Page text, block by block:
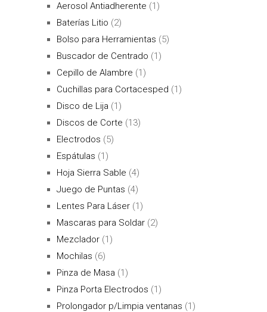
Aerosol Antiadherente (1)
Baterías Litio (2)
Bolso para Herramientas (5)
Buscador de Centrado (1)
Cepillo de Alambre (1)
Cuchillas para Cortacesped (1)
Disco de Lija (1)
Discos de Corte (13)
Electrodos (5)
Espátulas (1)
Hoja Sierra Sable (4)
Juego de Puntas (4)
Lentes Para Láser (1)
Mascaras para Soldar (2)
Mezclador (1)
Mochilas (6)
Pinza de Masa (1)
Pinza Porta Electrodos (1)
Prolongador p/Limpia ventanas (1)